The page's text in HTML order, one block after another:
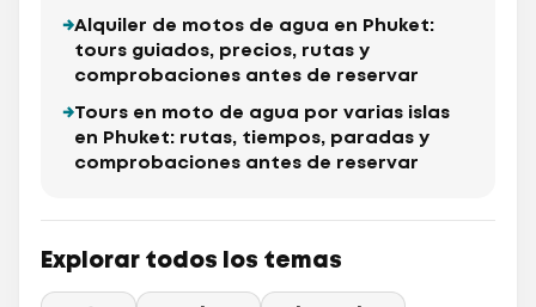
Alquiler de motos de agua en Phuket:
tours guiados, precios, rutas y
comprobaciones antes de reservar
Tours en moto de agua por varias islas
en Phuket: rutas, tiempos, paradas y
comprobaciones antes de reservar
Explorar todos los temas